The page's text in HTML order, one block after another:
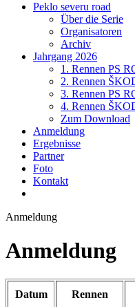
Peklo severu road
Über die Serie
Organisatoren
Archiv
Jahrgang 2026
1. Rennen PS
2. Rennen
3. Rennen PS
4. Rennen
Zum Download
Anmeldung
Ergebnisse
Partner
Foto
Kontakt
Anmeldung
Anmeldung
Datum Rennen